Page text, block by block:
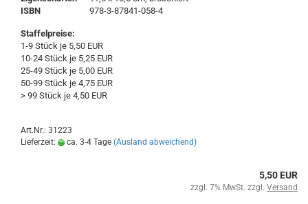
ISBN
978-3-87841-058-4
Staffelpreise:
1-9 Stück je 5,50 EUR
10-24 Stück je 5,25 EUR
25-49 Stück je 5,00 EUR
50-99 Stück je 4,75 EUR
> 99 Stück je 4,50 EUR
Art.Nr.: 31223
Lieferzeit:
ca. 3-4 Tage (Ausland abweichend)
5,50 EUR
zzgl. 7% MwSt. zzgl. Versand